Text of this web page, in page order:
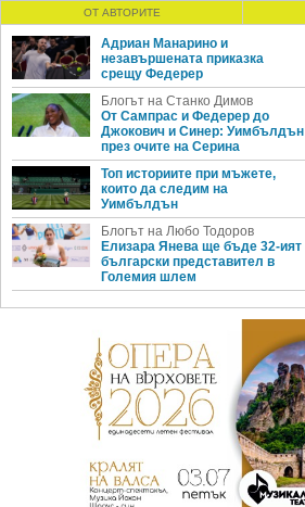
ОТ АВТОРИТЕ
Адриан Манарино и
незавършената приказка
срещу Федерер
Блогът на Станко Димов
От Сампрас и Федерер до
Джокович и Синер: Уимбълдън
през очите на Серина
Топ историите при мъжете,
които да следим на
Уимбълдън
Блогът на Любо Тодоров
Елизара Янева ще бъде 32-ият
български представител в
Големия шлем